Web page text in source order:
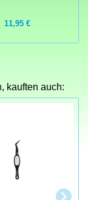
11,95 €
kauften auch: